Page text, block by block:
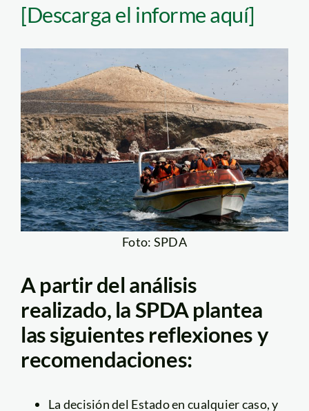
[Descarga el informe aquí]
Foto: SPDA
A partir del análisis
realizado, la SPDA plantea
las siguientes reflexiones y
recomendaciones:
La decisión del Estado en cualquier caso, y